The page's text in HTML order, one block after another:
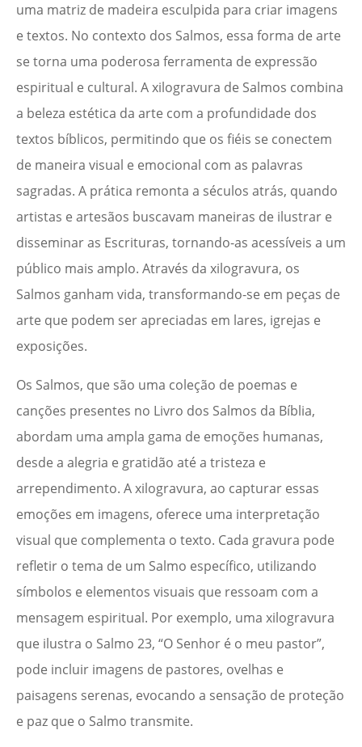
uma matriz de madeira esculpida para criar imagens
e textos. No contexto dos Salmos, essa forma de arte
se torna uma poderosa ferramenta de expressão
espiritual e cultural. A xilogravura de Salmos combina
a beleza estética da arte com a profundidade dos
textos bíblicos, permitindo que os fiéis se conectem
de maneira visual e emocional com as palavras
sagradas. A prática remonta a séculos atrás, quando
artistas e artesãos buscavam maneiras de ilustrar e
disseminar as Escrituras, tornando-as acessíveis a um
público mais amplo. Através da xilogravura, os
Salmos ganham vida, transformando-se em peças de
arte que podem ser apreciadas em lares, igrejas e
exposições.
Os Salmos, que são uma coleção de poemas e
canções presentes no Livro dos Salmos da Bíblia,
abordam uma ampla gama de emoções humanas,
desde a alegria e gratidão até a tristeza e
arrependimento. A xilogravura, ao capturar essas
emoções em imagens, oferece uma interpretação
visual que complementa o texto. Cada gravura pode
refletir o tema de um Salmo específico, utilizando
símbolos e elementos visuais que ressoam com a
mensagem espiritual. Por exemplo, uma xilogravura
que ilustra o Salmo 23, “O Senhor é o meu pastor”,
pode incluir imagens de pastores, ovelhas e
paisagens serenas, evocando a sensação de proteção
e paz que o Salmo transmite.